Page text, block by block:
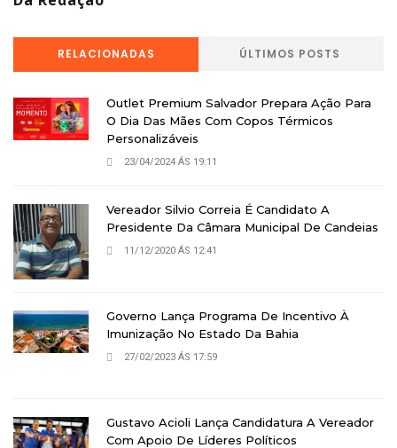
RELACIONADAS ÚLTIMOS POSTS
Outlet Premium Salvador Prepara Ação Para
O Dia Das Mães Com Copos Térmicos
Personalizáveis
23/04/2024 ÁS 19:11
Vereador Silvio Correia É Candidato A
Presidente Da Câmara Municipal De Candeias
11/12/2020 ÁS 12:41
Governo Lança Programa De Incentivo À
Imunização No Estado Da Bahia
27/02/2023 ÁS 17:59
Gustavo Acioli Lança Candidatura A Vereador
Com Apoio De Líderes Políticos